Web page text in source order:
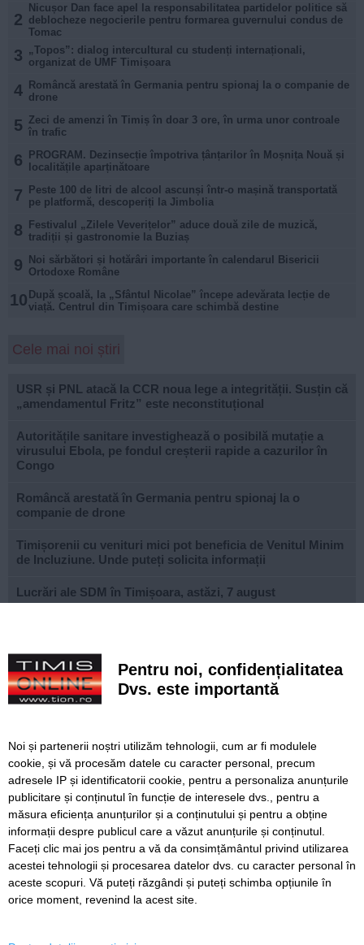
2
Nicușor Dan face apel la responsabilitatea partidelor politice să
deblocheze negocierile pentru formarea guvernului condus de
Tomac
3 „Topos”: dialog intercultural cu studenți internaționali,
organizat de UMF Timișoara
4
Româncă arestată în Germania pentru spionaj la o companie de
drone
5 Zeci de amenzi în Timiș în doar 3 ore, în urma unor controale
în trafic
6
PROGRAM. Dezinsecție împotriva țânțarilor în Moșnița Nouă și
localitățile aparținătoare
7
Peste 100 de litri de alcool ascunși într-o mașină transportată
pe platformă, descoperiți la Jimbolia
8
Festivalul „Zilele Veverițelor” aduce două zile de muzică,
tradiții și gastronomie la Buziaș
9
Noi sărbători și hotărâri importante în calendarul Bisericii
Ortodoxe Române
10 După școală, la „Sfântul Nicolae” începe adevărata lecție de
viață. Centrul din Timișoara care schimbă destine
Cele mai noi știri
USR și PNL atacă la CCR noua lege a integrității. Susțin că
„amendamentul Fritz” este neconstituțional
Autoritățile sanitare investighează o posibilă mutație a
virusului Ebola, pe fondul creșterii rapide a cazurilor în
Congo
Româncă arestată în Germania pentru spionaj la o
companie de drone
Timișorenii cu venituri mici pot beneficia de Venitul Minim
de Incluziune. Unde puteți solicita informații
Lucrări ale SDM în Timișoara, astăzi, 7 august
VIDEO. Accident grav între două tramvaie în Germania.
Zeci de răniți, trei în stare critică
Debitul Dunării atinge un nou minim istoric. Zeci de
Vară japoneză la Timișoara. Un maestru Kabuki este
invitatul special al festivalului Natsu Matsuri
Ultima respirație a lui Pergolesi: Stabat Mater în Biserica
Sf. Ecaterina, la Timișoara
SERVICII Redactia
Folosinta Cookie-urilor
Pentru noi, confidențialitatea
Dvs. este importantă
Noi și partenerii noștri utilizăm tehnologii, cum ar fi modulele
cookie, și vă procesăm datele cu caracter personal, precum
adresele IP și identificatorii cookie, pentru a personaliza anunțurile
publicitare și conținutul în funcție de interesele dvs., pentru a
măsura eficiența anunțurilor și a conținutului și pentru a obține
informații despre publicul care a văzut anunțurile și conținutul.
Faceți clic mai jos pentru a vă da consimțământul privind utilizarea
acestei tehnologii și procesarea datelor dvs. cu caracter personal în
aceste scopuri. Vă puteți răzgândi și puteți schimba opțiunile în
orice moment, revenind la acest site.